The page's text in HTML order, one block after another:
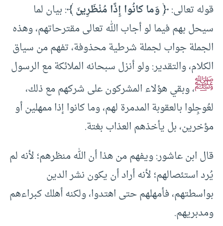
قوله تعالى:﴿ وَما كانُوا إِذًا مُنْظَرِينَ ﴾: بيان لما
سيحل بهم فيما لو أجاب الله تعالى مقترحاتهم، وهذه
الجملة جواب لجملة شرطية محذوفة، تفهم من سياق
الكلام، والتقدير: ولو أنزل سبحانه الملائكة مع الرسول
ﷺ، وبقي هؤلاء المشركون على شركهم مع ذلك،
لعُوجِلوا بالعقوبة المدمرة لهم، وما كانوا إذا ممهلين أو
مؤخرين، بل يأخذهم العذاب بغتة.
قال ابن عاشور: ويفهم من هذا أن الله منظرهم؛ لأنه لم
يُرد استئصالهم؛ لأنه أراد أن يكون نشر الدين
بواسطتهم، فأمهلهم حتى اهتدوا، ولكنه أهلك كبراءهم
ومدبريهم.